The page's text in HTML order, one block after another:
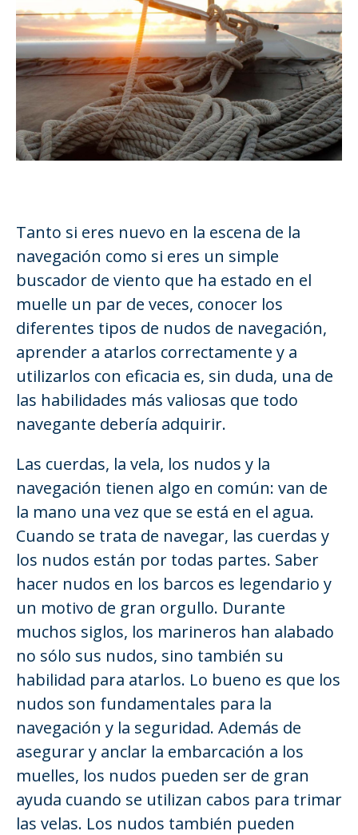
Tanto si eres nuevo en la escena de la
navegación como si eres un simple
buscador de viento que ha estado en el
muelle un par de veces, conocer los
diferentes tipos de nudos de navegación,
aprender a atarlos correctamente y a
utilizarlos con eficacia es, sin duda, una de
las habilidades más valiosas que todo
navegante debería adquirir.
Las cuerdas, la vela, los nudos y la
navegación tienen algo en común: van de
la mano una vez que se está en el agua.
Cuando se trata de navegar, las cuerdas y
los nudos están por todas partes. Saber
hacer nudos en los barcos es legendario y
un motivo de gran orgullo. Durante
muchos siglos, los marineros han alabado
no sólo sus nudos, sino también su
habilidad para atarlos. Lo bueno es que los
nudos son fundamentales para la
navegación y la seguridad. Además de
asegurar y anclar la embarcación a los
muelles, los nudos pueden ser de gran
ayuda cuando se utilizan cabos para trimar
las velas. Los nudos también pueden